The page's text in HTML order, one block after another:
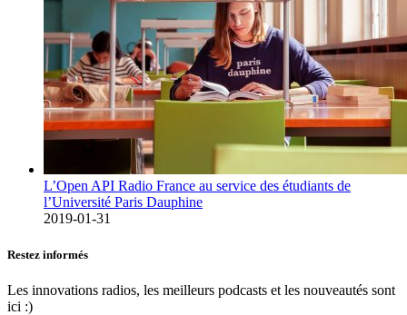
L’Open API Radio France au service des étudiants de
l’Université Paris Dauphine
2019-01-31
Restez informés
Les innovations radios, les meilleurs podcasts et les nouveautés sont
ici :)